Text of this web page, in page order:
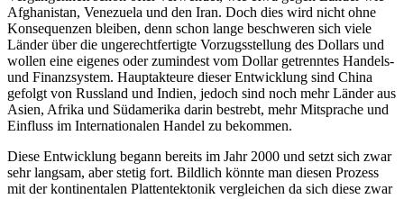
Afghanistan, Venezuela und den Iran. Doch dies wird nicht ohne
Konsequenzen bleiben, denn schon lange beschweren sich viele
Länder über die ungerechtfertigte Vorzugsstellung des Dollars und
wollen eine eigenes oder zumindest vom Dollar getrenntes Handels-
und Finanzsystem. Hauptakteure dieser Entwicklung sind China
gefolgt von Russland und Indien, jedoch sind noch mehr Länder aus
Asien, Afrika und Südamerika darin bestrebt, mehr Mitsprache und
Einfluss im Internationalen Handel zu bekommen.
Diese Entwicklung begann bereits im Jahr 2000 und setzt sich zwar
sehr langsam, aber stetig fort. Bildlich könnte man diesen Prozess
mit der kontinentalen Plattentektonik vergleichen da sich diese zwar